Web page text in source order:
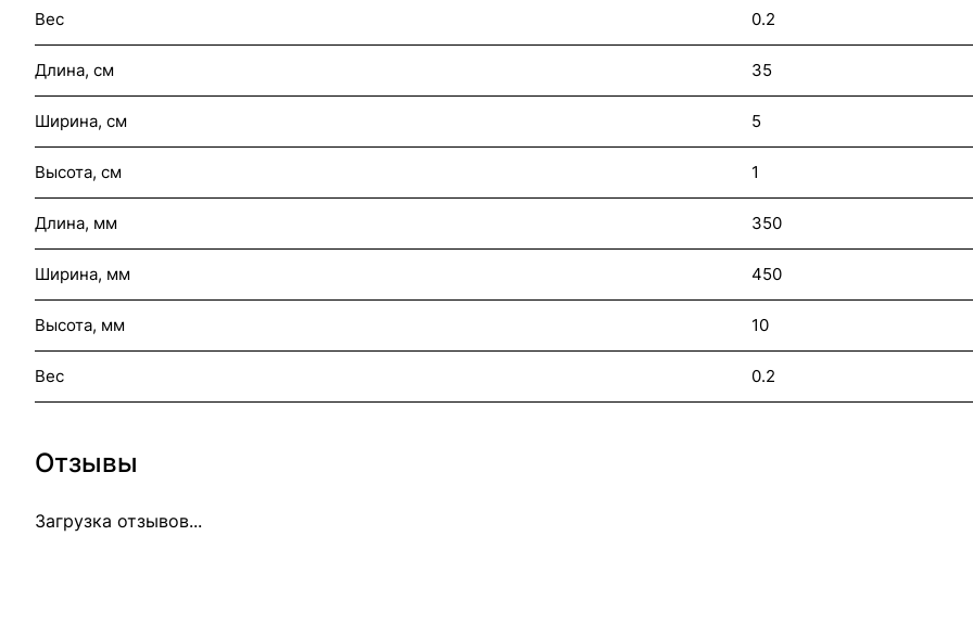
Вес 0.2
Длина, см 35
Ширина, см 5
Высота, см 1
Длина, мм 350
Ширина, мм 450
Высота, мм 10
Вес 0.2
Отзывы
Загрузка отзывов...